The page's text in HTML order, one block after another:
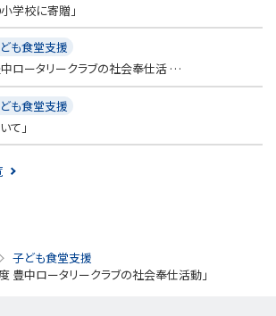
学校に寄贈」
も食堂支援
ロータリークラブの社会奉仕活 …
も食堂支援
て」
子ども食堂支援
豊中ロータリークラブの社会奉仕活動」